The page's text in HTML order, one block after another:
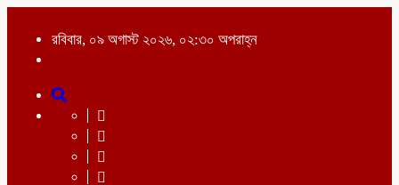
রবিবার, ০৯ অগাস্ট ২০২৬, ০২:৩০ অপরাহ্ন